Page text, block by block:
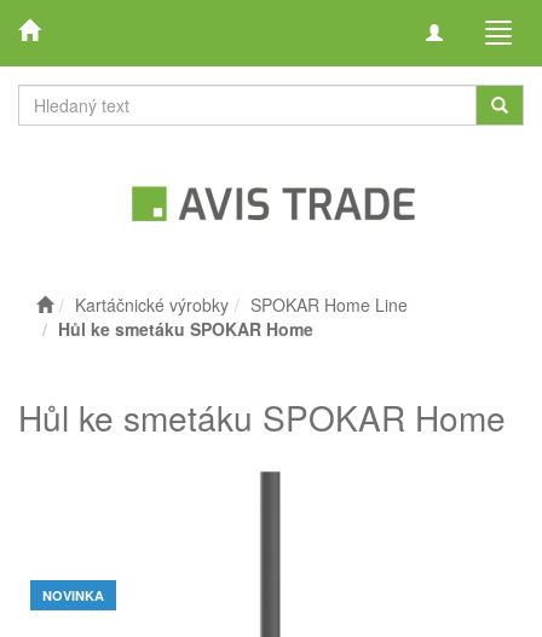
Toggle
Kartáčnické výrobky
SPOKAR Home Line
Hůl ke smetáku SPOKAR Home
Hůl ke smetáku SPOKAR Home
NOVINKA